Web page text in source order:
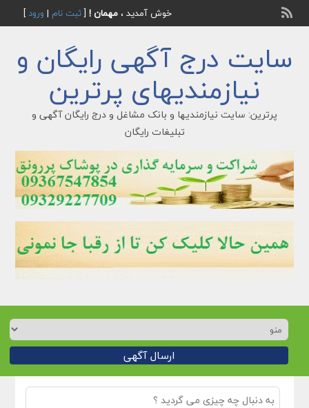
خوش آمدید ، مهمان ![ثبت نام | ورود]
سایت درج آگهی رایگان و
نیازمندیهای پرترین
پرترین: سایت نیازمندیها و بانک مشاغل و درج رایگان آگهی و
تبلیغات رایگان
ارسال آگهی